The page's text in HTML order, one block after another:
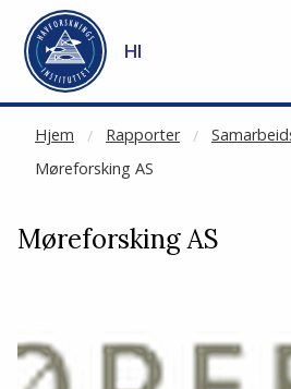
Gå til hovedinnhold
HI
Hjem Rapporter
Møreforsking AS
NOT CACHED
Møreforsking AS